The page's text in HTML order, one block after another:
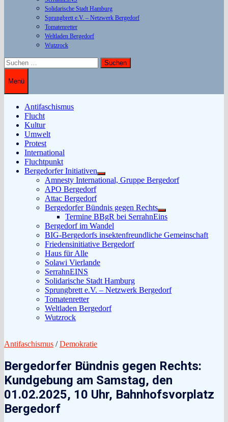
Solidarische Stadt Hamburg
Sprungbrett e.V. – Netzwerk Bergedorf
Tomatenretter
Weltladen Bergedorf
Wutzrock
Suchen
nach:
Menü
Antifaschismus
Flucht
Kultur
Umwelt
Protest
International
Fluchtpunkt
Bergedorfer Initiativen
Untermenü
anzeigen
Amnesty International, Gruppe Bergedorf
APO Bergedorf
Attac Bergedorf
Bergedorfer Bündnis gegen Rechts
Untermenü
anzeigen
Termine BBgR bei SerrahnEins
Bergedorf im Wandel
BIG-Bergedorfs insektenfreundliche Gemeinschaft
Friedensinitiative Bergedorf
Haus für Alle
Solawi Vierlande
SerrahnEINS
Solidarische Stadt Hamburg
Sprungbrett e.V. – Netzwerk Bergedorf
Tomatenretter
Weltladen Bergedorf
Wutzrock
Antifaschismus /Demokratie
Bergedorfer Bündnis gegen Rechts:
Kundgebung am Samstag, den
01.02.2025, 10 Uhr, Bahnhofsvorplatz
Bergedorf